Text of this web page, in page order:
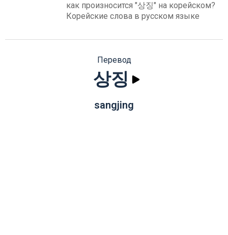
как произносится "상징" на корейском?
Корейские слова в русском языке
Перевод
상징
sangjing